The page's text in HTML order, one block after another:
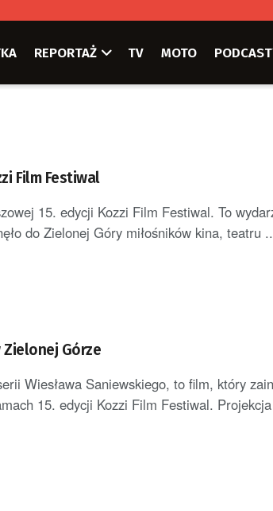
REPORTAŻ TV MOTO
Film Festiwal
15. edycji Kozzi Film Festiwal. To
do Zielonej Góry miłośników kina, teatru
Zielonej Górze
Wiesława Saniewskiego, to film, który
15. edycji Kozzi Film Festiwal.